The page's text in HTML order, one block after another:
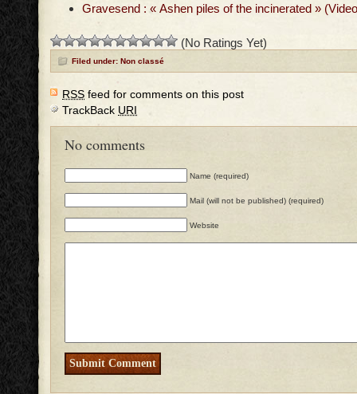
Gravesend : « Ashen piles of the incinerated »
(No Ratings Yet)
Filed under: Non classé
RSS feed for comments on this post
TrackBack URI
No comments
Name (required)
Mail (will not be published) (required)
Website